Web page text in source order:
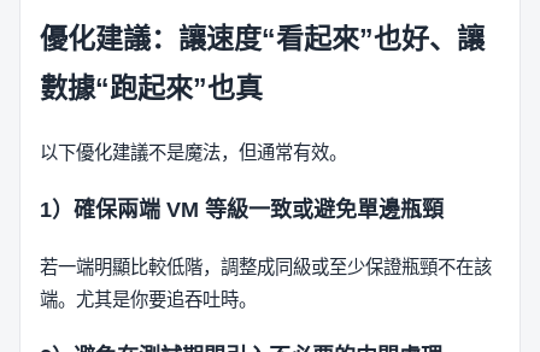
優化建議：讓速度“看起來”也好、讓
數據“跑起來”也真
以下優化建議不是魔法，但通常有效。
1）確保兩端 VM 等級一致或避免單邊瓶頸
若一端明顯比較低階，調整成同級或至少保證瓶頸不在該
端。尤其是你要追吞吐時。